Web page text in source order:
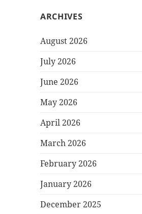
ARCHIVES
August 2026
July 2026
June 2026
May 2026
April 2026
March 2026
February 2026
January 2026
December 2025